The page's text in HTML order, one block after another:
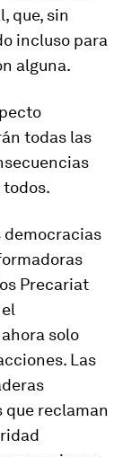
que, sin
incluso para
alguna.
todas las
democracias
Precariat
solo
Las
que reclaman